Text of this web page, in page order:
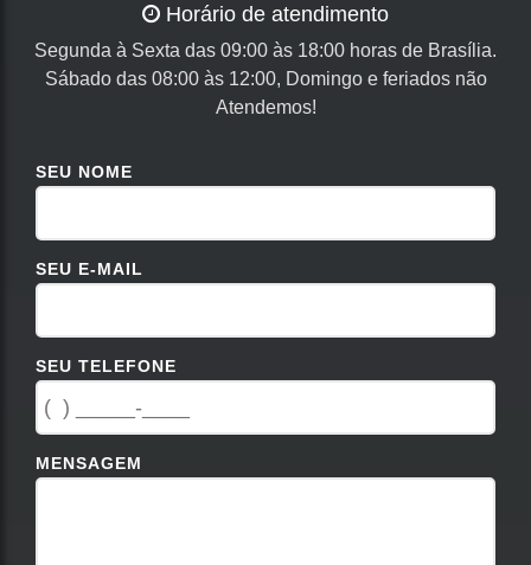
Horário de atendimento
Segunda à Sexta das 09:00 às 18:00 horas de Brasília.
Sábado das 08:00 às 12:00, Domingo e feriados não
Atendemos!
SEU NOME
SEU E-MAIL
SEU TELEFONE
MENSAGEM